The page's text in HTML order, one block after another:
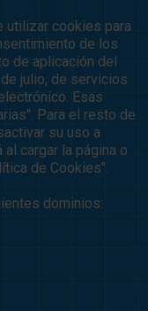
utilizar cookies para
de los
de aplicación del
julio, de servicios
Esas
Para el resto de
su uso a
cargar la página o
de Cookies".
dominios: